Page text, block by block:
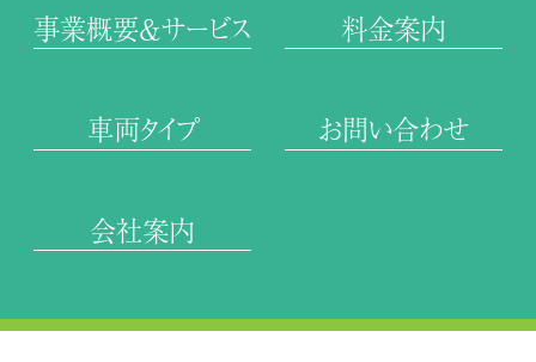
事業概要＆サービス 料金案内
車両タイプ お問い合わせ
会社案内